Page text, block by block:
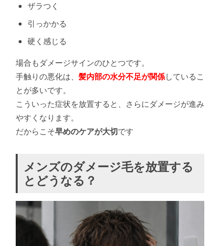
ザラつく
引っかかる
硬く感じる
場合もダメージサインのひとつです。
手触りの悪化は、 髪内部の水分不足が関係しているこ
とが多いです。
こういった症状を放置すると、さらにダメージが進み
やすくなります。
だからこそ早めのケアが大切です
メンズのダメージ毛を放置する
とどうなる？